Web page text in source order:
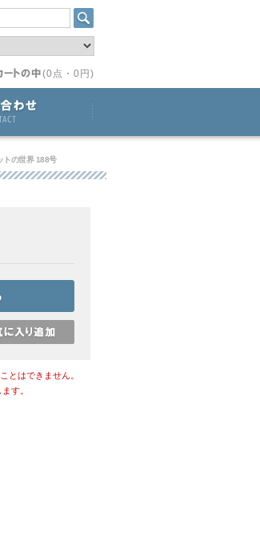
(0点・0円)
トの世界 188号
とはできません。
す。